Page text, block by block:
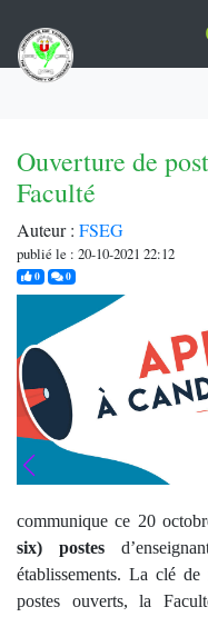
Ouverture de
Faculté
Auteur : FSEG
publié le : 20-10-2021 22:12
0j'aime0commentaires
communique ce 20
six) postes
établissements. La clé
postes ouverts, la